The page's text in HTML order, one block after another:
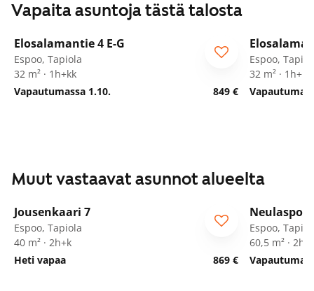
Vapaita asuntoja tästä talosta
/29
Elosalamantie 4 E-G
Espoo, Tapiola
32 m² · 1h+kk
Vapautumassa 1.10.
849 €
Espoo,
32 m² · 1h+kk
Muut vastaavat asunnot alueelta
Jousenkaari 7
Espoo, Tapiola
40 m² · 2h+k
Heti vapaa
869 €
Seniorille
Espoo,
60,5 m² ·